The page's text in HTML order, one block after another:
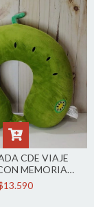
CDE VIAJE
MEMORIA
DE COLORES